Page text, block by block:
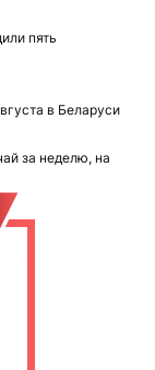
пять
в Беларуси
за неделю, на